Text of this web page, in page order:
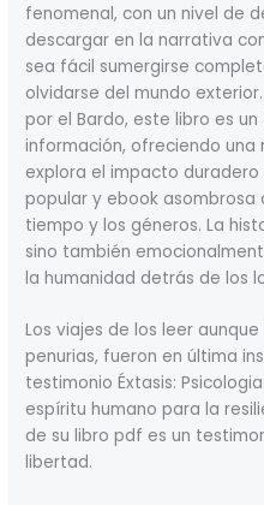
fenomenal, con un nivel de
descargar en la narrativa
sea fácil sumergirse
olvidarse del mundo
por el Bardo, este libro es
información, ofreciendo una
explora el impacto
popular y ebook
tiempo y los géneros. La
sino también
la humanidad detrás de los
Los viajes de los leer
penurias, fueron en última
testimonio Éxtasis:
espíritu humano para la
de su libro pdf es un
libertad.